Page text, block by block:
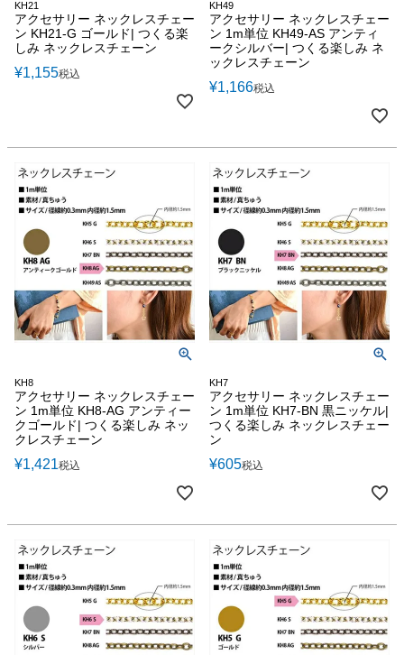
KH21
アクセサリー ネックレスチェー
ン KH21-G ゴールド| つくる楽
しみ ネックレスチェーン
¥1,155税込
KH49
アクセサリー ネックレスチェー
ン 1m単位 KH49-AS アンティ
ークシルバー| つくる楽しみ ネ
ックレスチェーン
¥1,166税込
KH8
アクセサリー ネックレスチェー
ン 1m単位 KH8-AG アンティー
クゴールド| つくる楽しみ ネッ
クレスチェーン
¥1,421税込
KH7
アクセサリー ネックレスチェー
ン 1m単位 KH7-BN 黒ニッケル|
つくる楽しみ ネックレスチェー
ン
¥605税込